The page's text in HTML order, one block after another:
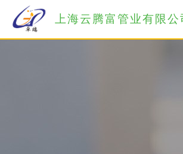
上海云腾富管业有限公